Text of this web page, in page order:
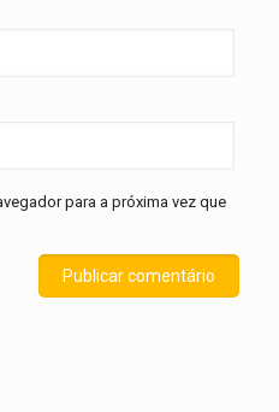
para a próxima vez que